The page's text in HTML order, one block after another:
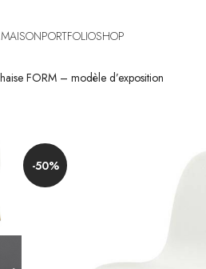
PORTFOLIOSHOP
FORM – modèle d’exposition
-50%